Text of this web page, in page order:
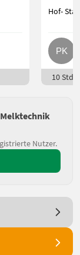
Hof-
10 Std.
Nutzer.